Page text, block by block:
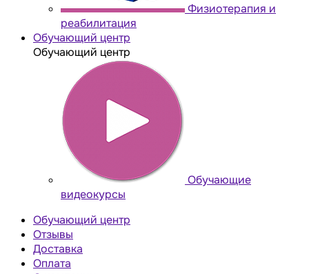
Физиотерапия и
реабилитация
Обучающий центр
Обучающий центр
Обучающие
видеокурсы
Обучающий центр
Отзывы
Доставка
Оплата